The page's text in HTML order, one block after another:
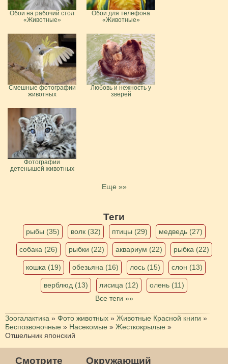
Обои на рабочий стол
«Животные»
Обои для телефона
«Животные»
Смешные фотографии
животных
Любовь и нежность у
зверей
Фотографии
детенышей животных
Еще »»
Теги
рыбы (35) волк (32) птицы (29) медведь (27)
собака (26) рыбки (22) аквариум (22) рыбка (22)
кошка (19) обезьяна (16) лось (15) слон (13)
верблюд (13) лисица (12)
олень (11)
Все теги »»
Зоогалактика » Фото животных » Животные Красной книги »
Беспозвоночные » Насекомые » Жесткокрылые »
Отшельник японский
Смотрите
Окружающий